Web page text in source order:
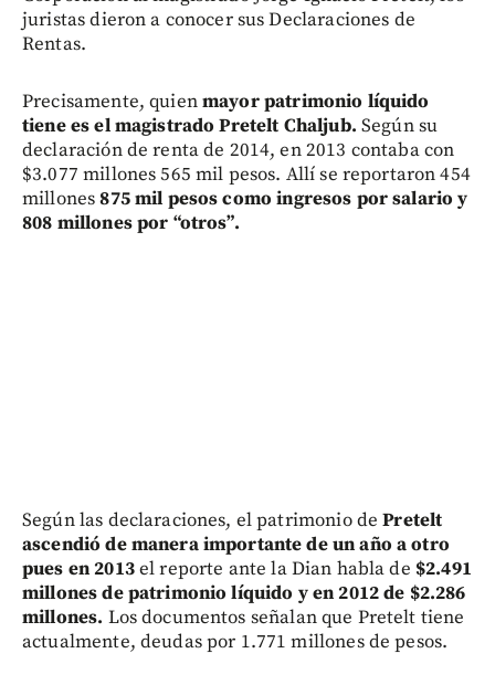
juristas dieron a conocer sus Declaraciones de
Rentas.
Precisamente, quienmayor patrimonio líquido
tiene es el magistrado Pretelt Chaljub. Según su
declaración de renta de 2014, en 2013 contaba con
$3.077 millones 565 mil pesos. Allí se reportaron 454
millones875 mil pesos como ingresos por salario y
808 millones por “otros”.
Según las declaraciones, el patrimonio de Pretelt
ascendió de manera importante de un año a otro
pues en 2013el reporte ante la Dian habla de $2.491
millones de patrimonio líquido y en 2012 de $2.286
millones. Los documentos señalan que Pretelt tiene
actualmente, deudas por 1.771 millones de pesos.